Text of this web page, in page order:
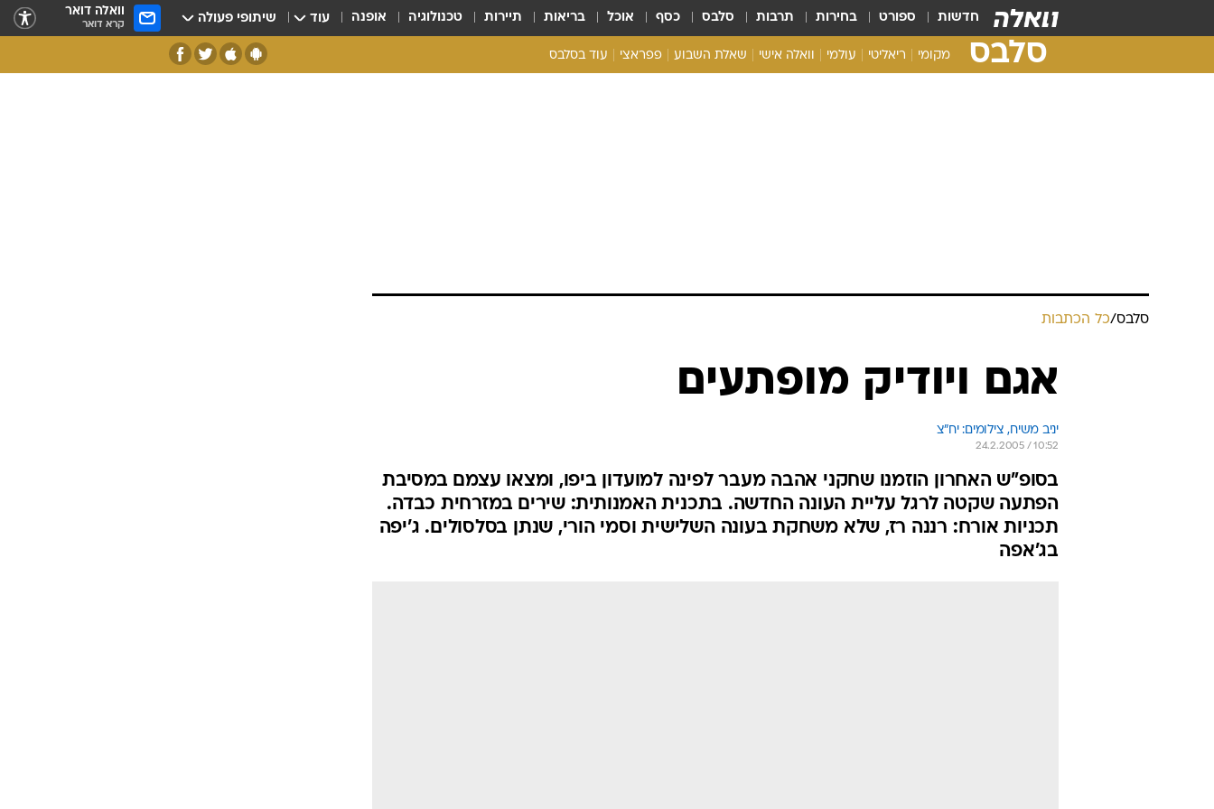
חדשות ספורט בחירות תרבות סלבס כסף אוכל בריאות תיירות טכנולוגיה אופנה עוד שיתופי פעולה וואלה דואר
קרא דואר
סלבס מקומי ריאליטי עולמי וואלה אישי שאלת השבוע פפראצי עוד בסלבס
סלבס/כל הכתבות
אגם ויודיק מופתעים
יניב משיח, צילומים: יח"צ
24.2.2005 / 10:52
בסופ"ש האחרון הוזמנו שחקני אהבה מעבר לפינה למועדון ביפו, ומצאו עצמם במסיבת
הפתעה שקטה לרגל עליית העונה החדשה. בתכנית האמנותית: שירים במזרחית כבדה.
תכניות אורח: רננה רז, שלא משחקת בעונה השלישית וסמי הורי, שנתן בסלסולים. ג'יפה
בג'אפה